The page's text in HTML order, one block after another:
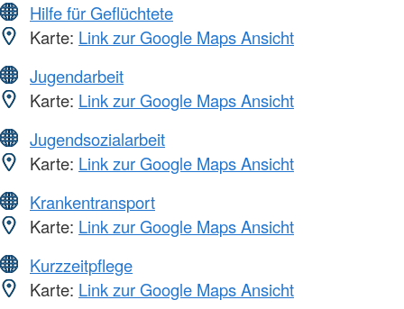
Hilfe für Geflüchtete
Karte: Link zur Google Maps Ansicht
Jugendarbeit
Karte: Link zur Google Maps Ansicht
Jugendsozialarbeit
Karte: Link zur Google Maps Ansicht
Krankentransport
Karte: Link zur Google Maps Ansicht
Kurzzeitpflege
Karte: Link zur Google Maps Ansicht